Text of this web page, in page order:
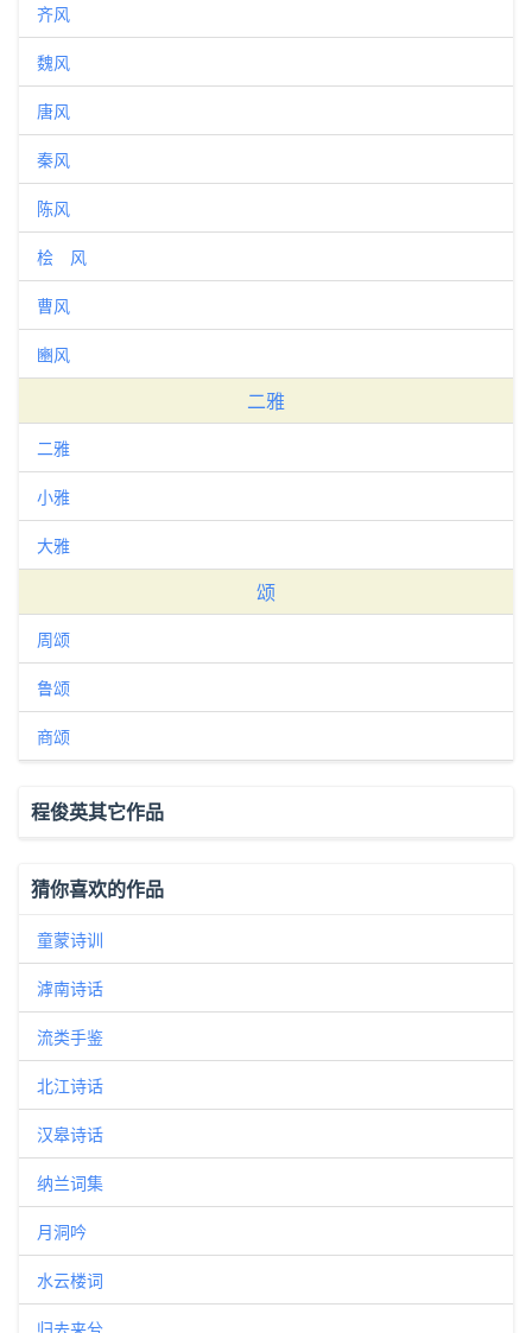
齐风
魏风
唐风
秦风
陈风
桧 风
曹风
豳风
二雅
二雅
小雅
大雅
颂
周颂
鲁颂
商颂
程俊英其它作品
猜你喜欢的作品
童蒙诗训
滹南诗话
流类手鉴
北江诗话
汉皋诗话
纳兰词集
月洞吟
水云楼词
归去来兮